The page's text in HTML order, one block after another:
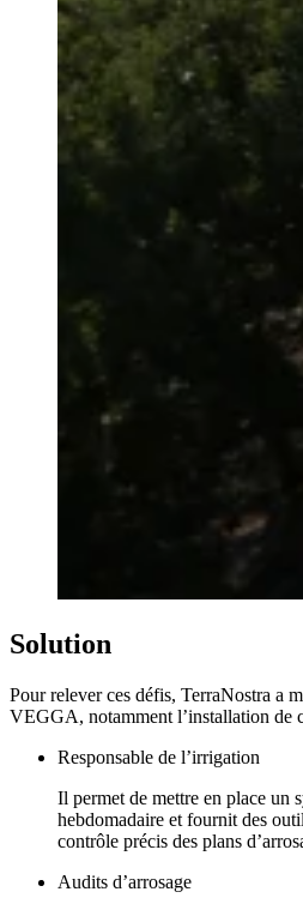
Solution
Pour relever ces défis, TerraNostra a
VEGGA, notamment l’installation de
Responsable de l’irrigation
Il permet de mettre en place un
hebdomadaire et fournit des
contrôle précis des plans
Audits d’arrosage